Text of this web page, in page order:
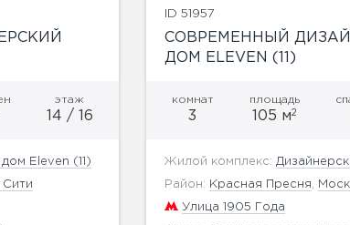
этаж
14 / 16
Eleven (11)
Сити
ID 51957
СОВРЕМЕННЫЙ
ДОМ ELEVEN (11)
комнат
3
площадь
105 м2
Жилой комплекс:
Район: Красная Пресня
Улица 1905 Года